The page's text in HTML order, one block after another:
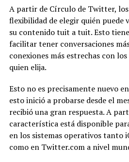
A partir de Círculo de Twitter,
flexibilidad de elegir quién puede
su contenido tuit a tuit. Esto
facilitar tener conversaciones
conexiones más estrechas con
quien elija.
Esto no es precisamente nuevo
esto inició a probarse desde el
recibió una gran respuesta. A
característica está disponible
en los sistemas operativos tanto
como en Twitter.com a nivel